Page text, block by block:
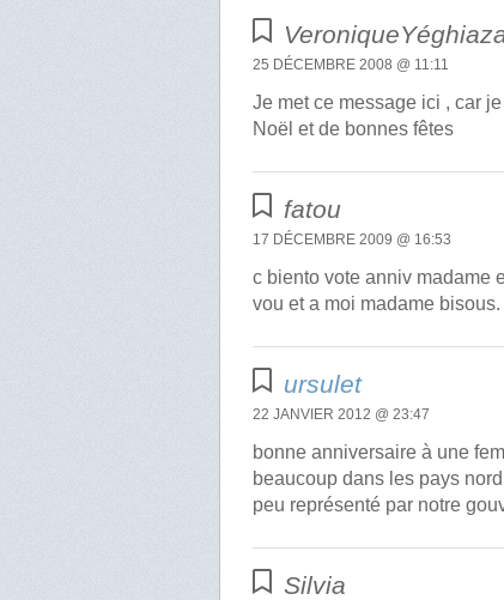
25 DÉCEMBRE 2008 @ 11:11
Je met ce message ici , car
Noël et de bonnes fêtes
fatou
17 DÉCEMBRE 2009 @ 16:53
c biento vote anniv madame
vou et a moi madame bisous.
ursulet
22 JANVIER 2012 @ 23:47
bonne anniversaire à une
beaucoup dans les pays
peu représenté par notre
Silvia